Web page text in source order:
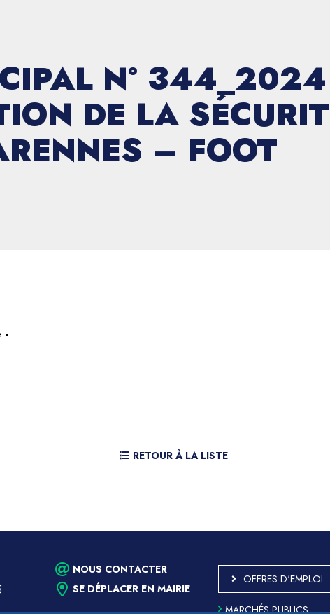
N°
DE LA
– FOOT
-
RETOUR À LA LISTE
NOUS CONTACTER
SE DÉPLACER EN MAIRIE
OFFRES D'EMPLOI
MARCHÉS PUBLICS